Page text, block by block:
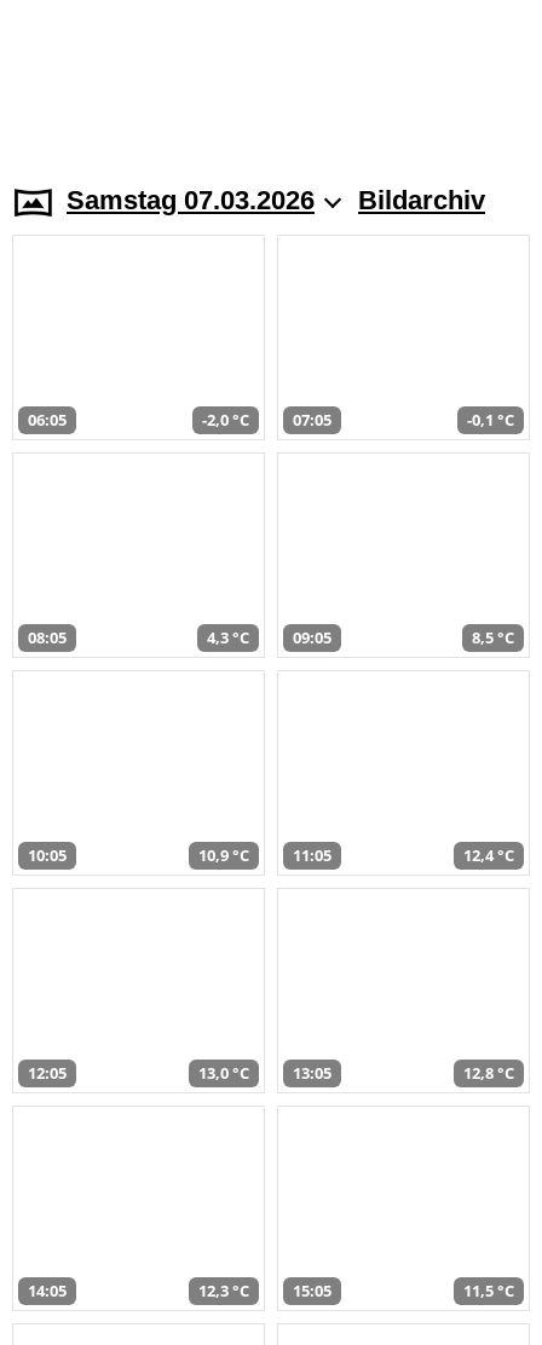
Samstag 07.03.2026 Bildarchiv
06:05 -2,0 °C 07:05 -0,1 °C
08:05 4,3 °C 09:05 8,5 °C
10:05 10,9 °C 11:05 12,4 °C
12:05 13,0 °C 13:05 12,8 °C
14:05 12,3 °C 15:05 11,5 °C